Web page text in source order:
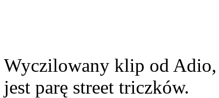
Wyczilowany klip od
jest parę street triczków.